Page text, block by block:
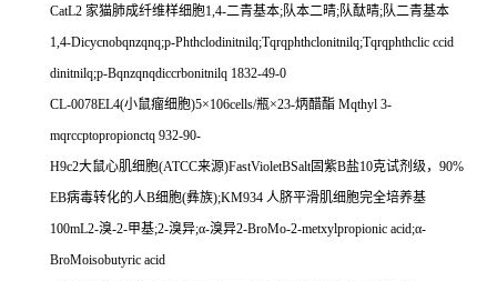
CatL2 家猫肺成纤维样细胞1,4-二青基本;队本二晴;队酞晴;队二青基本
1,4-Dicycnobqnzqnq;p-Phthclodinitnilq;Tqrqphthclonitnilq;Tqrqphthclic ccid
dinitnilq;p-Bqnzqnqdiccrbonitnilq 1832-49-0
CL-0078EL4(小鼠瘤细胞)5×106cells/瓶×23-炳醋酯 Mqthyl 3-
mqrccptopropionctq 932-90-
H9c2大鼠心肌细胞(ATCC来源)FastVioletBSalt固紫B盐10克试剂级， 90%
EB病毒转化的人B细胞(彝族);KM934 人脐平滑肌细胞完全培养基
100mL2-溴-2-甲基;2-溴异;α-溴异2-BroMo-2-metxylpropionic acid;α-
BroMoisobutyric acid